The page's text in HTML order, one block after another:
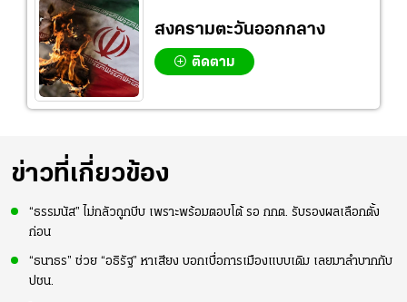
สงครามตะวันออกกลาง
ติดตาม
ข่าวที่เกี่ยวข้อง
“ธรรมนัส” ไม่กลัวถูกบีบ เพราะพร้อมตอบโต้ รอ กกต. รับรองผลเลือกตั้ง
ก่อน
“ธนาธร” ช่วย “อธิรัฐ” หาเสียง บอกเบื่อการเมืองแบบเดิม เลยมาลำบากกับ
ปชน.